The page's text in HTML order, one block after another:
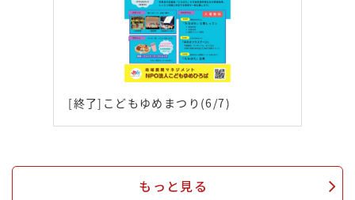
[終了]こどもゆめまつり(6/7)
もっと見る